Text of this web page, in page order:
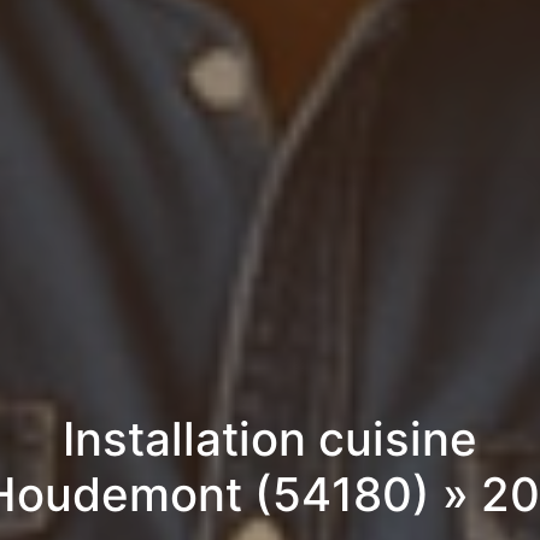
Installation cuisine
(54180) »